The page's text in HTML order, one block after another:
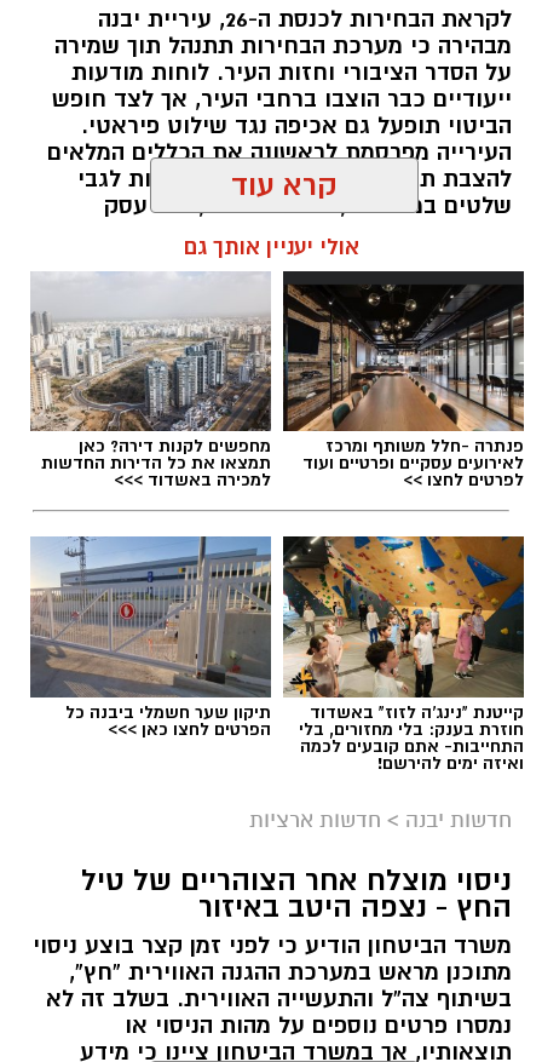
לקראת הבחירות לכנסת ה-26, עיריית יבנה
מבהירה כי מערכת הבחירות תתנהל תוך שמירה
על הסדר הציבורי וחזות העיר. לוחות מודעות
ייעודיים כבר הוצבו ברחבי העיר, אך לצד חופש
הביטוי תופעל גם אכיפה נגד שילוט פיראטי.
העירייה מפרסמת לראשונה את הכללים המלאים
להצבת תעמולת בחירות, לרבות הנחיות לגבי
שלטים במרפסות, בתים פרטיים, בתי עסק
עופר אשטוקר / 12:16 06.08.26
תגים:כללים לשילוט ביבנה לקראת הבחירות
צילום: עיריית יבנה
הבחירות לכנסת ייערכו ב־27 באוקטובר ובעיריית
יבנה מפרסמים את הכללים להצבת שלטי תעמולת
בחירות ברחבי העיר. המטרה היא לאפשר לכלל
המפלגות לנהל קמפיין בחירות הוגן ושוויוני, לצד
קרא עוד
אולי יעניין אותך גם
פנתרה -חלל משותף ומרכז
לאירועים עסקיים ופרטיים ועוד
לפרטים לחצו >>
מחפשים לקנות דירה? כאן
תמצאו את כל הדירות החדשות
למכירה באשדוד >>>
קייטנת "נינג'ה לזוז" באשדוד
חוזרת בענק: בלי מחזורים, בלי
התחייבות- אתם קובעים לכמה
ואיזה ימים להירשם!
תיקון שער חשמלי ביבנה כל
הפרטים לחצו כאן >>>
חדשות יבנה > חדשות ארציות
ניסוי מוצלח אחר הצוהריים של טיל
החץ - נצפה היטב באיזור
משרד הביטחון הודיע כי לפני זמן קצר בוצע ניסוי
מתוכנן מראש במערכת ההגנה האווירית “חץ”,
בשיתוף צה”ל והתעשייה האווירית. בשלב זה לא
נמסרו פרטים נוספים על מהות הניסוי או
תוצאותיו, אך במשרד הביטחון ציינו כי מידע